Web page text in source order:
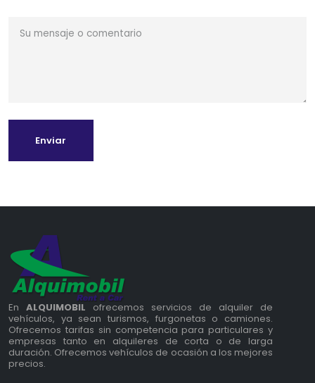
Enviar
En ALQUIMOBIL ofrecemos servicios de alquiler de
vehículos, ya sean turismos, furgonetas o camiones.
Ofrecemos tarifas sin competencia para particulares y
empresas tanto en alquileres de corta o de larga
duración. Ofrecemos vehículos de ocasión a los mejores
precios.